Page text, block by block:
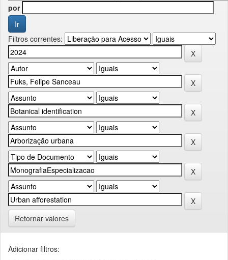
por
Filtros correntes:
Retornar valores
Adicionar filtros: